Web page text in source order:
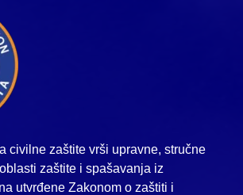
civilne zaštite vrši upravne, stručne
zaštite i spašavanja iz
utvrđene Zakonom o zaštiti i